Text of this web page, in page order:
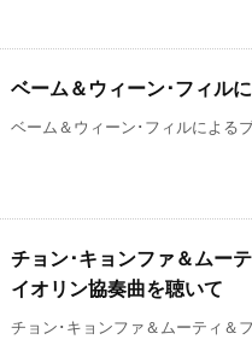
ベーム＆ウィーン･フィル
ベーム＆ウィーン･フィルによる
チョン･キョンファ＆ムー
イオリン協奏曲を聴いて
チョン･キョンファ＆ムーティ＆